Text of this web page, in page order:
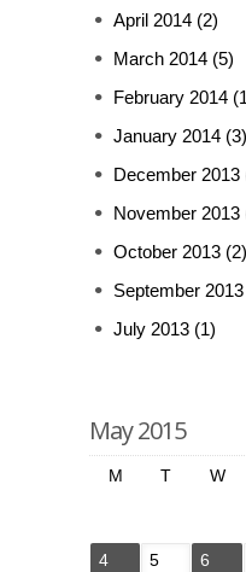
April 2014 (2)
March 2014 (5)
February 2014
January 2014 (3)
December 2013
November 2013
October 2013 (2)
September 2013
July 2013 (1)
May 2015
M T W
4 5 6